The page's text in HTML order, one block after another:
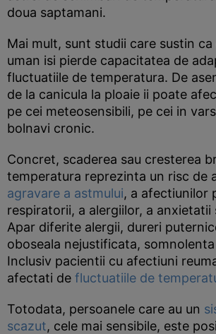
doua saptamani.
Mai mult, sunt studii care sustin ca
uman isi pierde capacitatea de
fluctuatiile de temperatura. De
de la canicula la ploaie ii poate
pe cei meteosensibili, pe cei in
bolnavi cronic.
Concret, scaderea sau cresterea
temperatura reprezinta un risc de
agravare a astmului, a afectiunilor
respiratorii, a alergiilor, a anxietatii
Apar diferite alergii, dureri
oboseala nejustificata,
Inclusiv pacientii cu afectiuni
afectati de fluctuatiile de
Totodata, persoanele care au un
scazut, cele mai sensibile, este